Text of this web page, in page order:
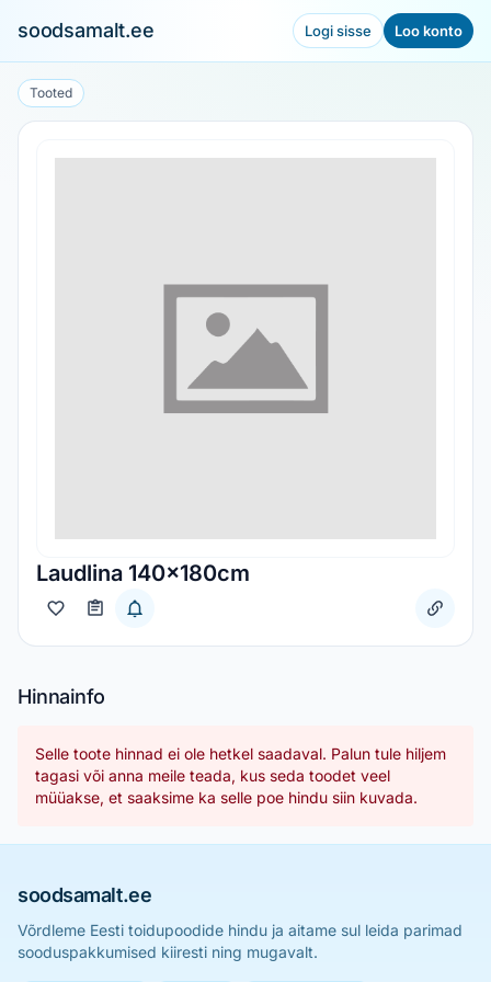
soodsamalt.ee Logi sisse Loo konto
Tooted
Laudlina 140x180cm
Hinnainfo
Selle toote hinnad ei ole hetkel saadaval. Palun tule hiljem
tagasi või anna meile teada, kus seda toodet veel
müüakse, et saaksime ka selle poe hindu siin kuvada.
soodsamalt.ee
Võrdleme Eesti toidupoodide hindu ja aitame sul leida parimad
sooduspakkumised kiiresti ning mugavalt.